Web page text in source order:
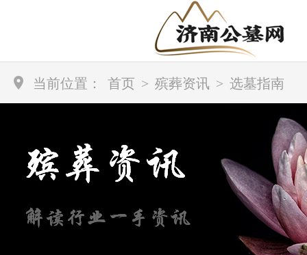
当前位置： 首页 > 殡葬资讯 > 选墓指南